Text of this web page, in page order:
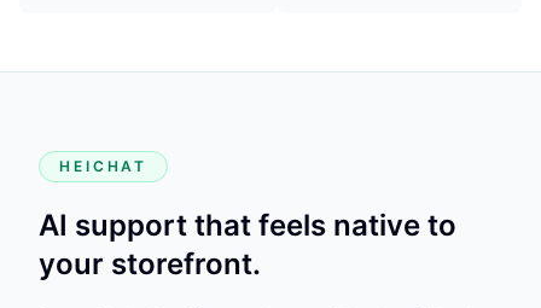
HEICHAT
AI support that feels native to
your storefront.